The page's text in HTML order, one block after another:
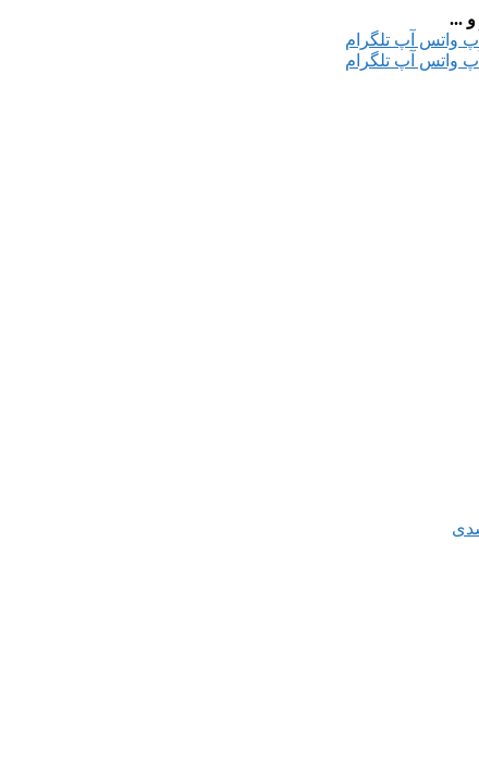
و ...
واتس آپ تلگرام
واتس آپ تلگرام